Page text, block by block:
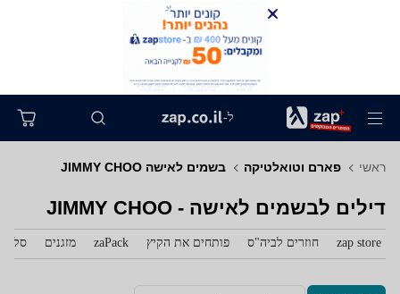
ל-
ראשי פארם וטואלטיקה בשמים לאישה JIMMY CHOO
דילים לבשמים לאישה - JIMMY CHOO
zap store חוזרים לביה"ס פותחים את הקיץ zaPack מזגנים